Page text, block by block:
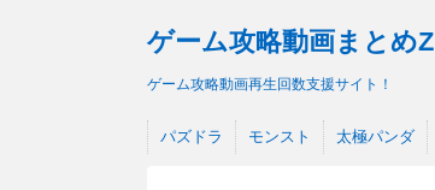
ゲーム攻略動画まとめZ
ゲーム攻略動画再生回数支援サイト！
パズドラ モンスト 太極パンダ